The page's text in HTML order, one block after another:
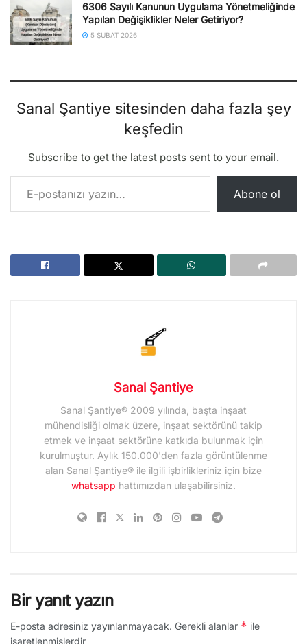
6306 Sayılı Kanunun Uygulama Yönetmeliğinde
Yapılan Değişiklikler Neler Getiriyor?
5 ŞUBAT 2026
Sanal Şantiye sitesinden daha fazla şey
keşfedin
Subscribe to get the latest posts sent to your email.
E-postanızı yazın…
Abone ol
Sanal Şantiye
Sanal Şantiye® 2009 yılında, başta inşaat
mühendisliği olmak üzere, inşaat sektörünü takip
etmek ve inşaat sektörüne katkıda bulunmak için
kurulmuştur. Aylık 150.000'den fazla görüntülenme
alan Sanal Şantiye® ile ilgili işbirlikleriniz için bize
whatsapp hattımızdan ulaşabilirsiniz.
Bir yanıt yazın
E-posta adresiniz yayınlanmayacak. Gerekli alanlar * ile
işaretlenmişlerdir